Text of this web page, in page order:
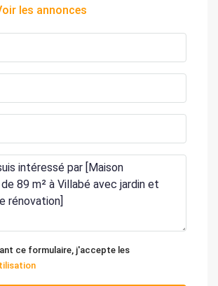
les annonces
ce formulaire, j'accepte les